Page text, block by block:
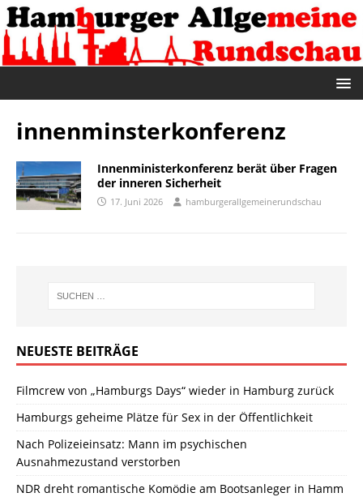
innenminsterkonferenz
Innenministerkonferenz berät über Fragen
der inneren Sicherheit
17. Juni 2026 hamburgerallgemeinerundschau
NEUESTE BEITRÄGE
Filmcrew von „Hamburgs Days“ wieder in Hamburg zurück
Hamburgs geheime Plätze für Sex in der Öffentlichkeit
Nach Polizeieinsatz: Mann im psychischen
Ausnahmezustand verstorben
NDR dreht romantische Komödie am Bootsanleger in Hamm